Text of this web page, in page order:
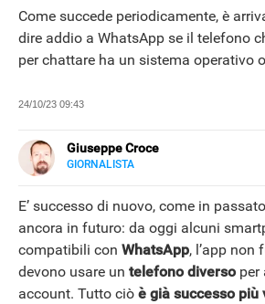
Come succede periodicamente, è
dire addio a WhatsApp se il telefono
per chattare ha un sistema operativo
24/10/23 09:43
Giuseppe Croce
GIORNALISTA
elettronici e nuove tecnologie
automotive. È entrato in Libero
E’ successo di nuovo, come in
ancora in futuro: da oggi alcuni
compatibili con WhatsApp, l’app non
devono usare un telefono diversoper
account. Tutto ciò è già successo più